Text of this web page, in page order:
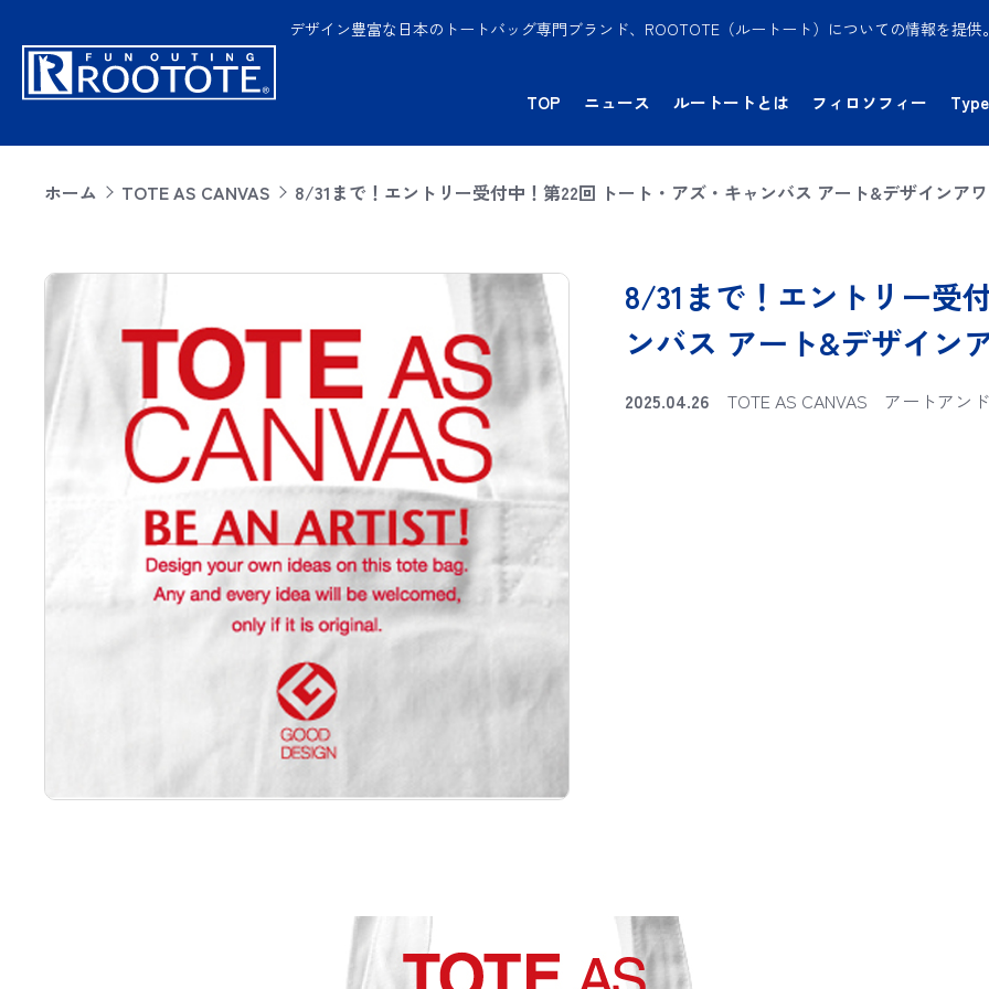
デザイン豊富な日本のトートバッグ専門ブランド、ROOTOTE（ルートート）についての情報を提
TOP ニュース ルートートとは フィロソフィー
ホーム TOTE AS CANVAS 8/31まで！エントリー受付中！第22回 トート・アズ・キャンバス アート&デザインア
8/31まで！エントリー受
ンバス アート&デザイン
2025.04.26 TOTE AS CANVAS アートアン